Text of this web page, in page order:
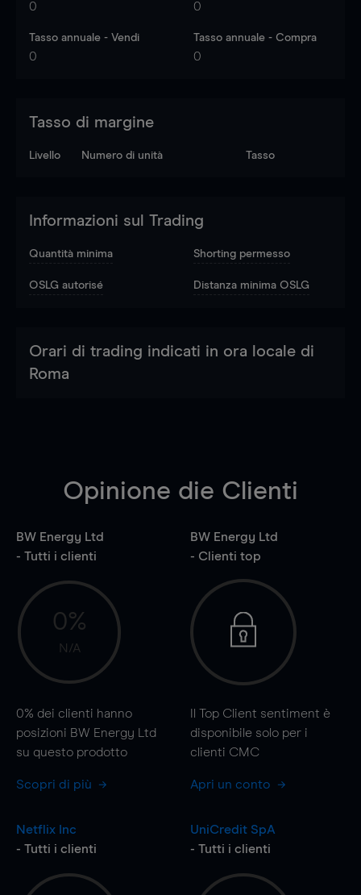
0 0
Tasso annuale - Vendi
0
Tasso annuale - Compra
0
Tasso di margine
Livello Numero di unità Tasso
Informazioni sul Trading
Quantità minima Shorting permesso
OSLG autorisé Distanza minima OSLG
Orari di trading indicati in ora locale di
Roma
Opinione die Clienti
BW Energy Ltd
- Tutti i clienti
0%
N/A
0% dei clienti hanno
posizioni BW Energy Ltd
su questo prodotto
Scopri di più
BW Energy Ltd
- Clienti top
Il Top Client sentiment è
disponibile solo per i
clienti CMC
Apri un conto
Netflix Inc
- Tutti i clienti
UniCredit SpA
- Tutti i clienti